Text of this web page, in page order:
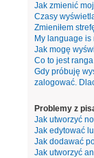
Jak zmienić
Czasy
Zmieniłem
My language is
Jak mogę
Co to jest
Gdy próbuję
zalogować.
Problemy z
Jak utworzyć
Jak edytować
Jak dodawać
Jak utworzyć